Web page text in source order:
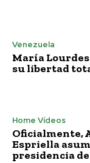
Venezuela
María
su libertad
Home Vídeos
Oficialmente,
Espriella
presidencia